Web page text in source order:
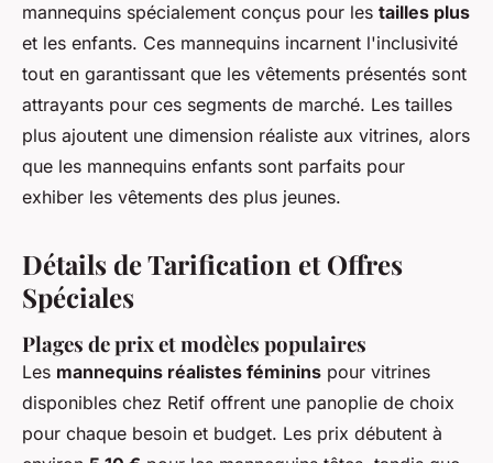
mannequins spécialement conçus pour les tailles plus
et les enfants. Ces mannequins incarnent l'inclusivité
tout en garantissant que les vêtements présentés sont
attrayants pour ces segments de marché. Les tailles
plus ajoutent une dimension réaliste aux vitrines, alors
que les mannequins enfants sont parfaits pour
exhiber les vêtements des plus jeunes.
Détails de Tarification et Offres
Spéciales
Plages de prix et modèles populaires
Les mannequins réalistes féminins pour vitrines
disponibles chez Retif offrent une panoplie de choix
pour chaque besoin et budget. Les prix débutent à